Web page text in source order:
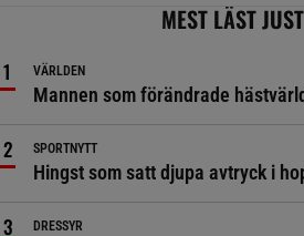
MEST LÄST
VÄRLDEN
Mannen som förändrade
SPORTNYTT
Hingst som satt djupa avtryck i
DRESSYR